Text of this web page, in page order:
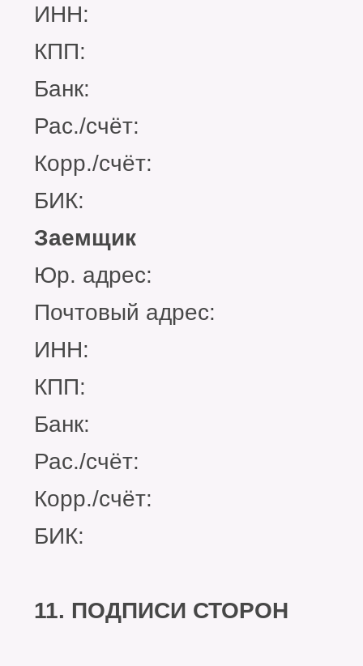
ИНН:
КПП:
Банк:
Рас./счёт:
Корр./счёт:
БИК:
Заемщик
Юр. адрес:
Почтовый адрес:
ИНН:
КПП:
Банк:
Рас./счёт:
Корр./счёт:
БИК:
11. ПОДПИСИ СТОРОН